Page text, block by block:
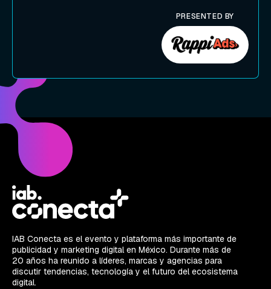
PRESENTED BY
IAB Conecta es el evento y plataforma más importante de
publicidad y marketing digital en México. Durante más de
20 años ha reunido a líderes, marcas y agencias para
discutir tendencias, tecnología y el futuro del ecosistema
digital.